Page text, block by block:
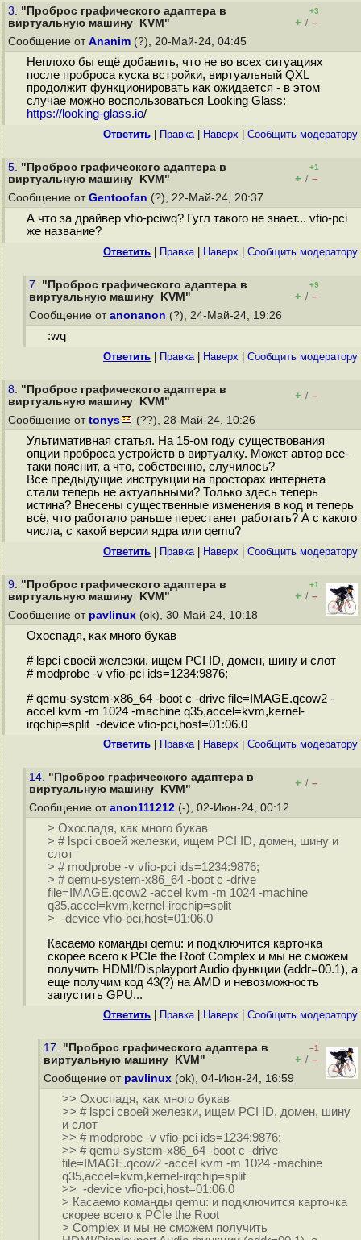
3. "Проброс графического адаптера в
виртуальную машину KVM"
+3
+ / –
Сообщение от Ananim (?), 20-Май-24, 04:45
Неплохо бы ещё добавить, что не во всех ситуациях
после проброса куска встройки, виртуальный QXL
продолжит функционировать как ожидается - в этом
случае можно воспользоваться Looking Glass:
https://looking-glass.io/
Ответить Правка| Наверх Cообщить модератору
5. "Проброс графического адаптера в
виртуальную машину KVM"
+1
+ / –
Сообщение от Gentoofan (?), 22-Май-24, 20:37
А что за драйвер vfio-pciwq? Гугл такого не знает... vfio-pci
же название?
Ответить Правка| Наверх Cообщить модератору
7. "Проброс графического адаптера в
виртуальную машину KVM"
+9
+ / –
Сообщение от anonanon (?), 24-Май-24, 19:26
:wq
Ответить Правка| Наверх Cообщить модератору
8. "Проброс графического адаптера в
виртуальную машину KVM"
+ / –
Сообщение от tonys (??), 28-Май-24, 10:26
Ультимативная статья. На 15-ом году существования
опции проброса устройств в виртуалку. Может автор все-
таки пояснит, а что, собственно, случилось?
Все предыдущие инструкции на просторах интернета
стали теперь не актуальными? Только здесь теперь
истина? Внесены существенные изменения в код и теперь
всё, что работало раньше перестанет работать? А с какого
числа, с какой версии ядра или qemu?
Ответить Правка| Наверх Cообщить модератору
9. "Проброс графического адаптера в
виртуальную машину KVM"
+1
+ / –
Сообщение от pavlinux (ok), 30-Май-24, 10:18
Oxocпадя, как много букав
# lspci своей железки, ищем PCI ID, домен, шину и слот
# modprobe -v vfio-pci ids=1234:9876;
# qemu-system-x86_64 -boot c -drive file=IMAGE.qcow2 -
accel kvm -m 1024 -machine q35,accel=kvm,kernel-
irqchip=split -device vfio-pci,host=01:06.0
Ответить Правка| Наверх Cообщить модератору
14. "Проброс графического адаптера в
виртуальную машину KVM"
+ / –
Сообщение от anon111212 (-), 02-Июн-24, 00:12
> Oxocпадя, как много букав
> # lspci своей железки, ищем PCI ID, домен, шину и
слот
> # modprobe -v vfio-pci ids=1234:9876;
> # qemu-system-x86_64 -boot c -drive
file=IMAGE.qcow2 -accel kvm -m 1024 -machine
q35,accel=kvm,kernel-irqchip=split
> -device vfio-pci,host=01:06.0
Касаемо команды qemu: и подключится карточка
скорее всего к PCIe the Root Complex и мы не сможем
получить HDMI/Displayport Audio функции (addr=00.1), а
еще получим код 43(?) на AMD и невозможность
запустить GPU...
Ответить Правка| Наверх Cообщить модератору
17. "Проброс графического адаптера в
виртуальную машину KVM"
–1
+ / –
Сообщение от pavlinux (ok), 04-Июн-24, 16:59
>> Oxocпадя, как много букав
>> # lspci своей железки, ищем PCI ID, домен, шину
и слот
>> # modprobe -v vfio-pci ids=1234:9876;
>> # qemu-system-x86_64 -boot c -drive
file=IMAGE.qcow2 -accel kvm -m 1024 -machine
q35,accel=kvm,kernel-irqchip=split
>> -device vfio-pci,host=01:06.0
> Касаемо команды qemu: и подключится карточка
скорее всего к PCIe the Root
> Complex и мы не сможем получить